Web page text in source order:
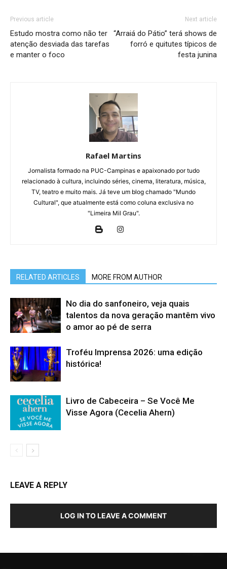
Previous article
Estudo mostra como não ter
atenção desviada das tarefas
e manter o foco
Next article
“Arraiá do Pátio” terá shows de
forró e quitutes típicos de
festa junina
Rafael Martins
Jornalista formado na PUC-Campinas e apaixonado por tudo
relacionado à cultura, incluindo séries, cinema, literatura, música,
TV, teatro e muito mais. Já teve um blog chamado "Mundo
Cultural", que atualmente está como coluna exclusiva no
"Limeira Mil Grau".
RELATED ARTICLES MORE FROM AUTHOR
No dia do sanfoneiro, veja quais
talentos da nova geração mantêm vivo
o amor ao pé de serra
Troféu Imprensa 2026: uma edição
histórica!
Livro de Cabeceira – Se Você Me
Visse Agora (Cecelia Ahern)
LEAVE A REPLY
LOG IN TO LEAVE A COMMENT